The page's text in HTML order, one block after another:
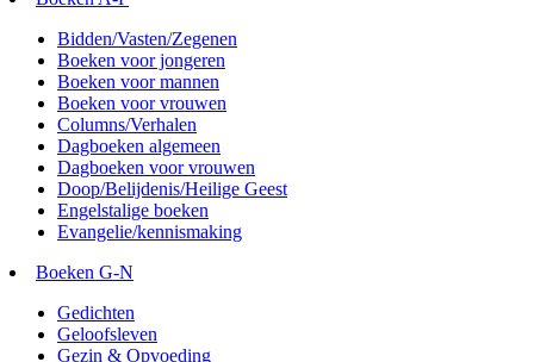
Bidden/Vasten/Zegenen
Boeken voor jongeren
Boeken voor mannen
Boeken voor vrouwen
Columns/Verhalen
Dagboeken algemeen
Dagboeken voor vrouwen
Doop/Belijdenis/Heilige Geest
Engelstalige boeken
Evangelie/kennismaking
Boeken G-N
Gedichten
Geloofsleven
Gezin & Opvoeding